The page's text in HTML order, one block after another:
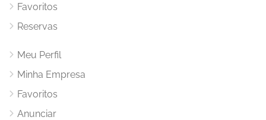
Favoritos
Reservas
Meu Perfil
Minha Empresa
Favoritos
Anunciar